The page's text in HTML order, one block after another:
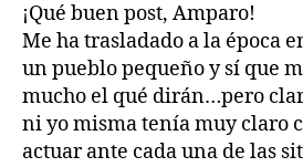
¡Qué buen post, Amparo!
Me ha trasladado a la época
un pueblo pequeño y sí que
mucho el qué dirán…pero
ni yo misma tenía muy claro
actuar ante cada una de las